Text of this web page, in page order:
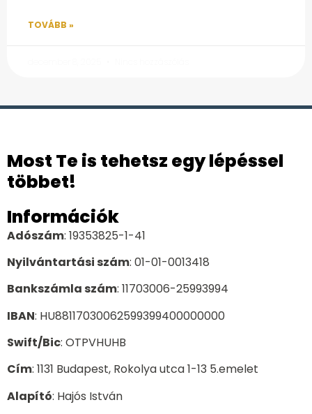
TOVÁBB »
Most Te is tehetsz egy lépéssel
többet!
Információk
Adószám: 19353825-1-41
Nyilvántartási szám: 01-01-0013418
Bankszámla szám: 11703006-25993994
IBAN: HU88117030062599399400000000
Swift/Bic: OTPVHUHB
Cím: 1131 Budapest, Rokolya utca 1-13 5.emelet
Alapító: Hajós István